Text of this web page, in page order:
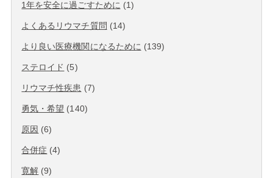
1年を安全に過ごすために (1)
よくあるリウマチ質問 (14)
より良い医療機関になるために (139)
ステロイド (5)
リウマチ性疾患 (7)
勇気・希望 (140)
原因 (6)
合併症 (4)
寛解 (9)